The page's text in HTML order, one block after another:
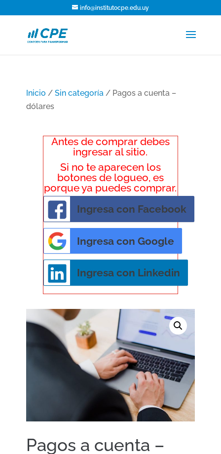
info@institutocpe.edu.uy
Inicio / Sin categoría/ Pagos a cuenta –
dólares
Antes de comprar debes
ingresar al sitio.
Si no te aparecen los
botones de logueo, es
porque ya puedes comprar.
Ingresa con Facebook
Ingresa con Google
Ingresa con Linkedin
Pagos a cuenta –